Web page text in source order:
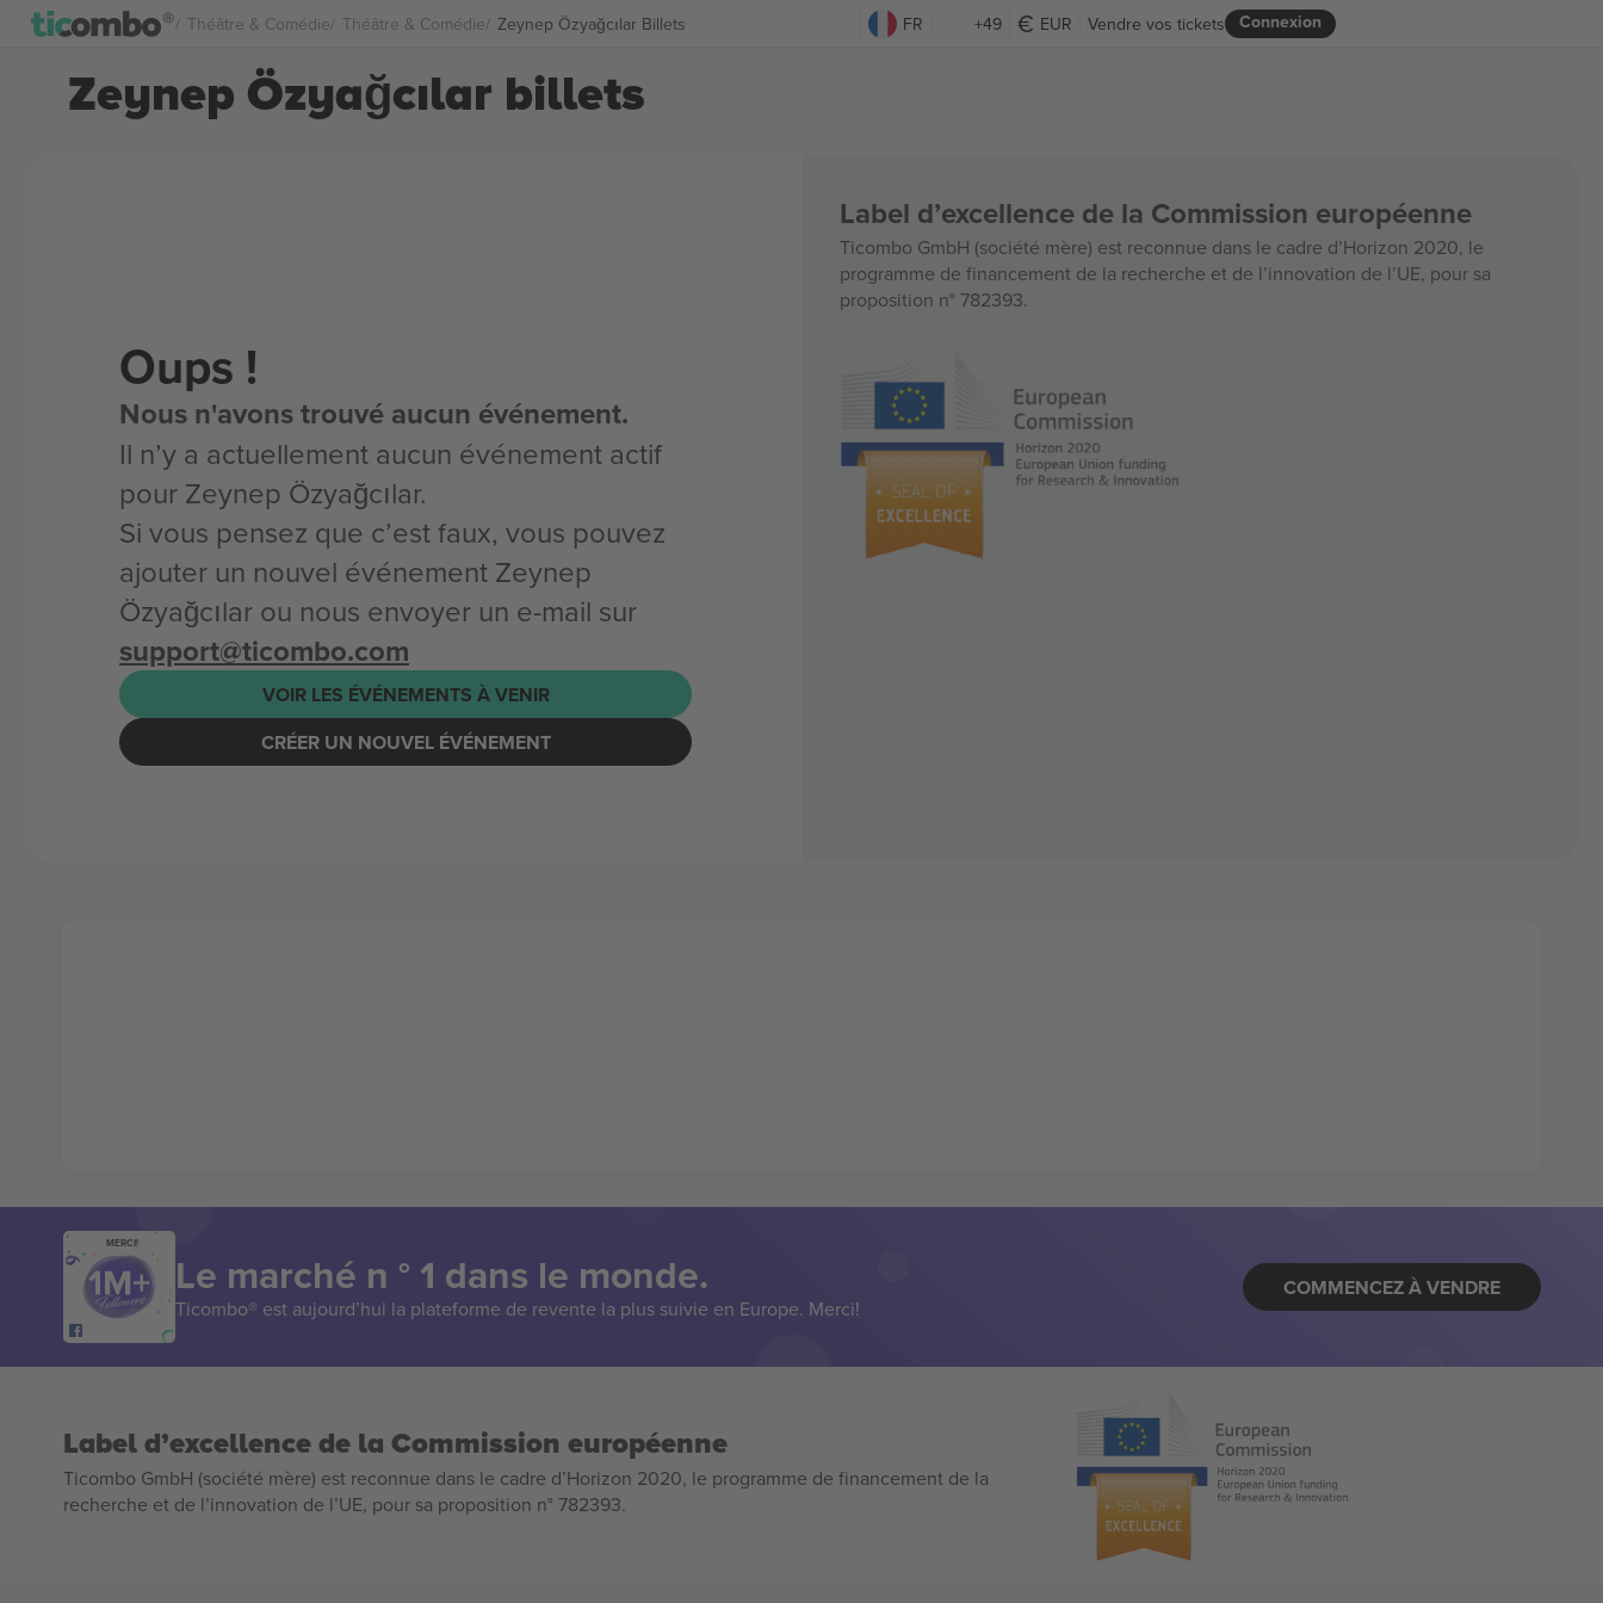
Théâtre & Comédie Théâtre & Comédie Zeynep Özyağcılar Billets FR +49 EUR Connexion
Vendre vos tickets
Zeynep Özyağcılar billets
Oups !
Nous n'avons trouvé aucun événement.
Il n’y a actuellement aucun événement actif
pour Zeynep Özyağcılar.
Si vous pensez que c’est faux, vous pouvez
ajouter un nouvel événement Zeynep
Özyağcılar ou nous envoyer un e-mail sur
support@ticombo.com
VOIR LES ÉVÉNEMENTS À VENIR
CRÉER UN NOUVEL ÉVÉNEMENT
Label d’excellence de la Commission européenne
Ticombo GmbH (société mère) est reconnue dans le cadre d’Horizon 2020, le
programme de financement de la recherche et de l’innovation de l’UE, pour sa
proposition n° 782393.
MERCI!
Le marché n ° 1 dans le monde.
Ticombo® est aujourd’hui la plateforme de revente la plus suivie en Europe. Merci!
COMMENCEZ À VENDRE
Label d’excellence de la Commission européenne
Ticombo GmbH (société mère) est reconnue dans le cadre d’Horizon 2020, le programme de financement de la
recherche et de l’innovation de l’UE, pour sa proposition n° 782393.